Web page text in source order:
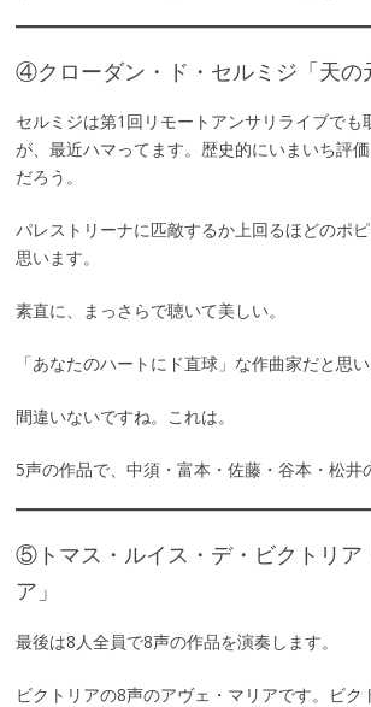
④クローダン・ド・セルミジ「天の
セルミジは第1回リモートアンサリライブでも
が、最近ハマってます。歴史的にいまいち評
だろう。
パレストリーナに匹敵するか上回るほどのポ
思います。
素直に、まっさらで聴いて美しい。
「あなたのハートにド直球」な作曲家だと思い
間違いないですね。これは。
5声の作品で、中須・富本・佐藤・谷本・松井
⑤トマス・ルイス・デ・ビクトリア
ア」
最後は8人全員で8声の作品を演奏します。
ビクトリアの8声のアヴェ・マリアです。ビク